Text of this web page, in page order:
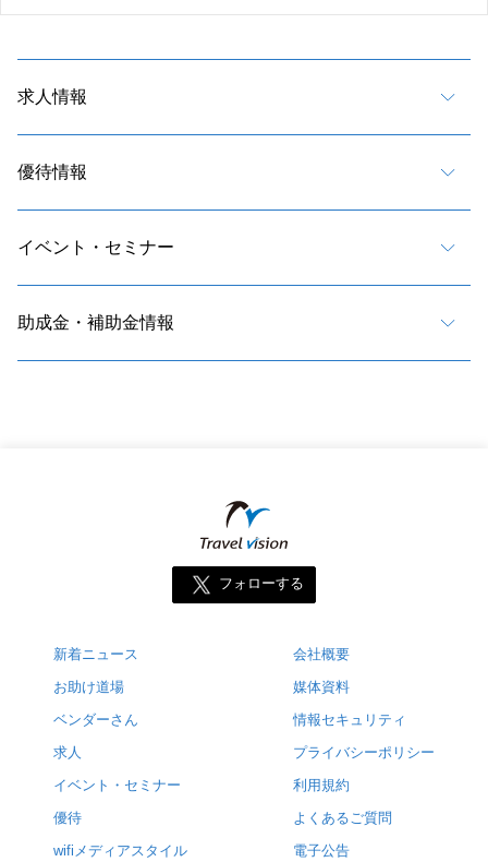
求人情報
優待情報
イベント・セミナー
助成金・補助金情報
フォローする
新着ニュース
お助け道場
ベンダーさん
求人
イベント・セミナー
優待
wifiメディアスタイル
会社概要
媒体資料
情報セキュリティ
プライバシーポリシー
利用規約
よくあるご質問
電子公告